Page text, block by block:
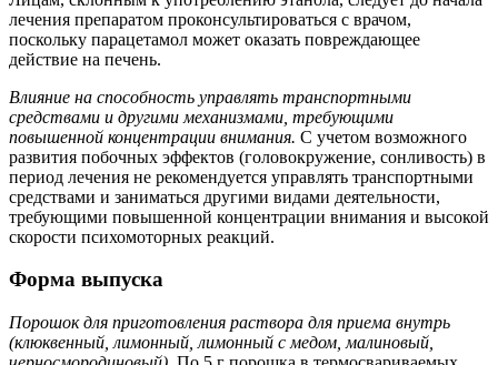
лечения препаратом проконсультироваться с врачом,
поскольку парацетамол может оказать повреждающее
действие на печень.
Влияние на способность управлять транспортными
средствами и другими механизмами, требующими
повышенной концентрации внимания. С учетом возможного
развития побочных эффектов (головокружение, сонливость) в
период лечения не рекомендуется управлять транспортными
средствами и заниматься другими видами деятельности,
требующими повышенной концентрации внимания и высокой
скорости психомоторных реакций.
Форма выпуска
Порошок для приготовления раствора для приема внутрь
(клюквенный, лимонный, лимонный с медом, малиновый,